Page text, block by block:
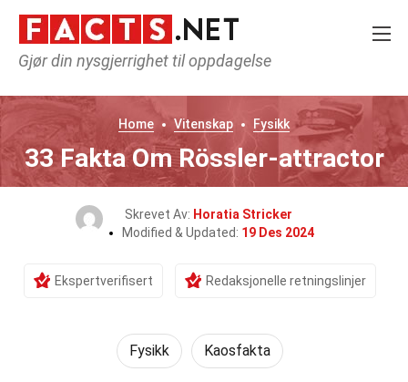
Gjør din nysgjerrighet til oppdagelse
Home Vitenskap Fysikk
33 Fakta Om Rössler-attractor
Skrevet Av: Horatia Stricker
Modified & Updated: 19 Des 2024
Ekspertverifisert Redaksjonelle retningslinjer
Fysikk Kaosfakta